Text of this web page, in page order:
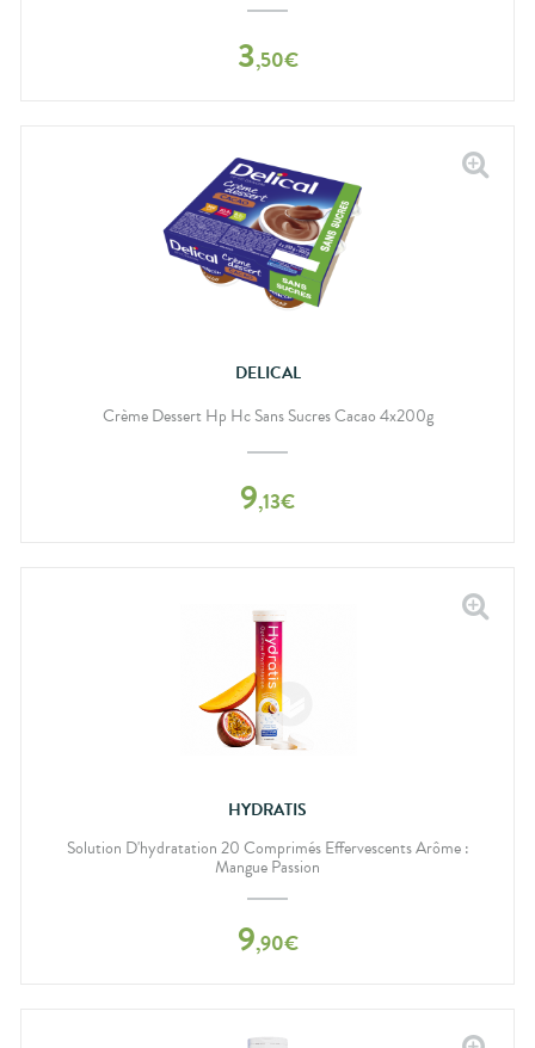
3,50€
DELICAL
Crème Dessert Hp Hc Sans Sucres Cacao 4x200g
9,13€
HYDRATIS
Solution D'hydratation 20 Comprimés Effervescents Arôme :
Mangue Passion
9,90€